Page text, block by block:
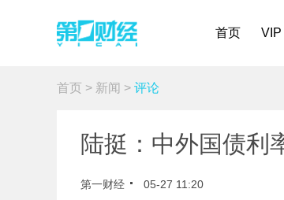
首页 VIP
首页 > 新闻 > 评论
陆挺：中外国债利
第一财经 05-27 11:20